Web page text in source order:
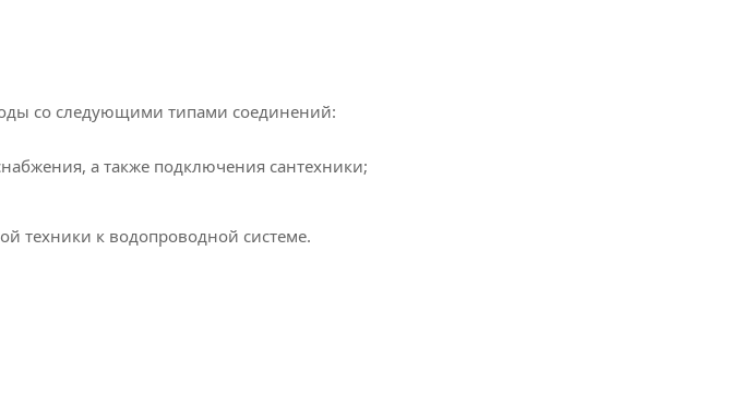
со следующими типами соединений:
а также подключения сантехники;
техники к водопроводной системе.